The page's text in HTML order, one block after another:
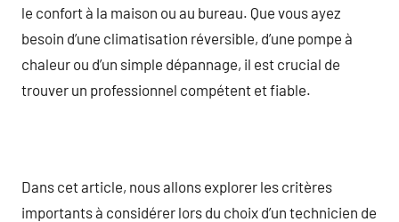
le confort à la maison ou au bureau. Que vous ayez
besoin d’une climatisation réversible, d’une pompe à
chaleur ou d’un simple dépannage, il est crucial de
trouver un professionnel compétent et fiable.
Dans cet article, nous allons explorer les critères
importants à considérer lors du choix d’un technicien de